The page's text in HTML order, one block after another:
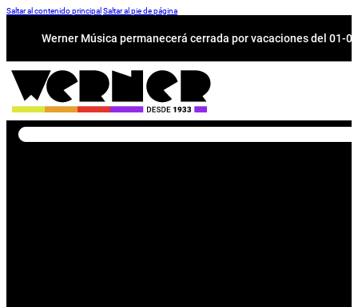
Saltar al contenido principal Saltar al pie de página
Werner Música permanecerá cerrada por vacaciones del 01-
Buscar